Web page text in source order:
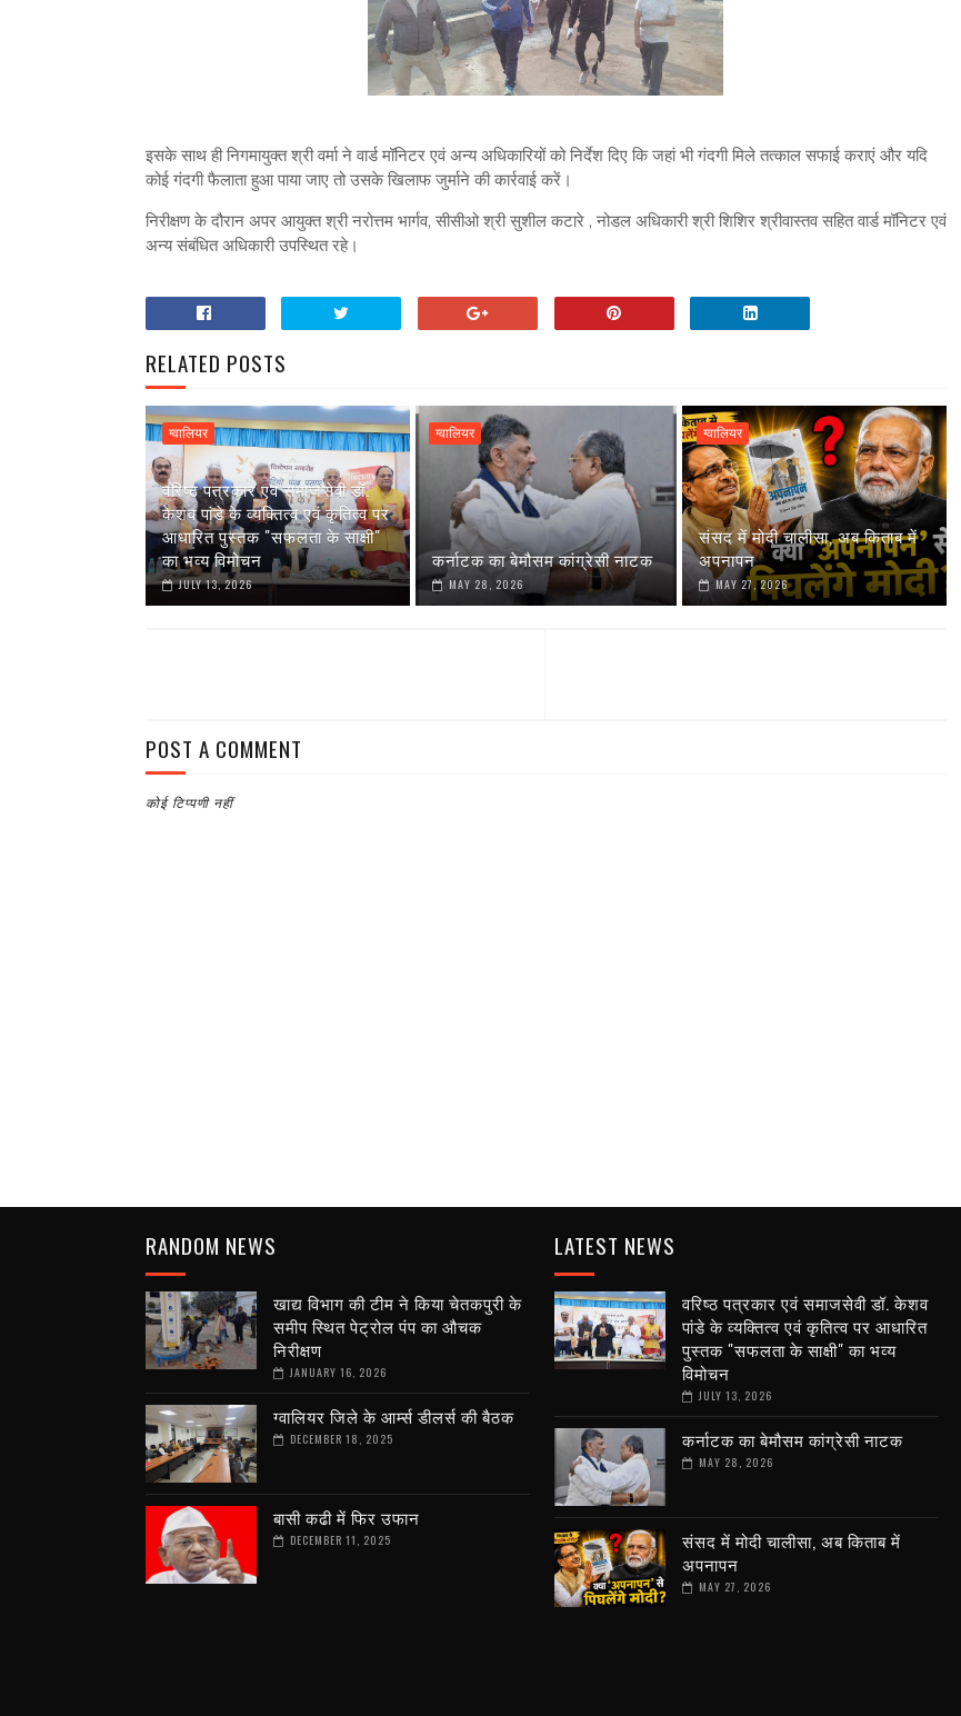
इसके साथ ही निगमायुक्त श्री वर्मा ने वार्ड मॉनिटर एवं अन्य अधिकारियों को निर्देश दिए कि जहां भी गंदगी मिले तत्काल सफाई कराएं और यदि
कोई गंदगी फैलाता हुआ पाया जाए तो उसके खिलाफ जुर्माने की कार्रवाई करें।
निरीक्षण के दौरान अपर आयुक्त श्री नरोत्तम भार्गव, सीसीओ श्री सुशील कटारे , नोडल अधिकारी श्री शिशिर श्रीवास्तव सहित वार्ड मॉनिटर एवं
अन्य संबंधित अधिकारी उपस्थित रहे।
RELATED POSTS
ग्वालियर
वरिष्ठ पत्रकार एवं समाजसेवी डॉ.
केशव पांडे के व्यक्तित्व एवं कृतित्व पर
आधारित पुस्तक "सफलता के साक्षी"
का भव्य विमोचन
JULY 13, 2026
ग्वालियर
कर्नाटक का बेमौसम कांग्रेसी नाटक
MAY 28, 2026
ग्वालियर
संसद में मोदी चालीसा, अब किताब में
अपनापन
MAY 27, 2026
POST A COMMENT
कोई टिप्पणी नहीं
RANDOM NEWS
खाद्य विभाग की टीम ने किया चेतकपुरी के
समीप स्थित पेट्रोल पंप का औचक
निरीक्षण
JANUARY 16, 2026
ग्वालियर जिले के आर्म्स डीलर्स की बैठक
DECEMBER 18, 2025
बासी कढी में फिर उफान
DECEMBER 11, 2025
LATEST NEWS
वरिष्ठ पत्रकार एवं समाजसेवी डॉ. केशव
पांडे के व्यक्तित्व एवं कृतित्व पर आधारित
पुस्तक "सफलता के साक्षी" का भव्य
विमोचन
JULY 13, 2026
कर्नाटक का बेमौसम कांग्रेसी नाटक
MAY 28, 2026
संसद में मोदी चालीसा, अब किताब में
अपनापन
MAY 27, 2026